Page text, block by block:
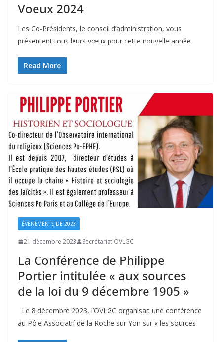
Voeux 2024
Les Co-Présidents, le conseil d’administration, vous
présentent tous leurs vœux pour cette nouvelle année.
Read More
ÉVÈNEMENTS DE 2023
21 décembre 2023 Secrétariat OVLGC
La Conférence de Philippe
Portier intitulée « aux sources
de la loi du 9 décembre 1905 »
Le 8 décembre 2023, l’OVLGC organisait une conférence
au Pôle Associatif de la Roche sur Yon sur « les sources